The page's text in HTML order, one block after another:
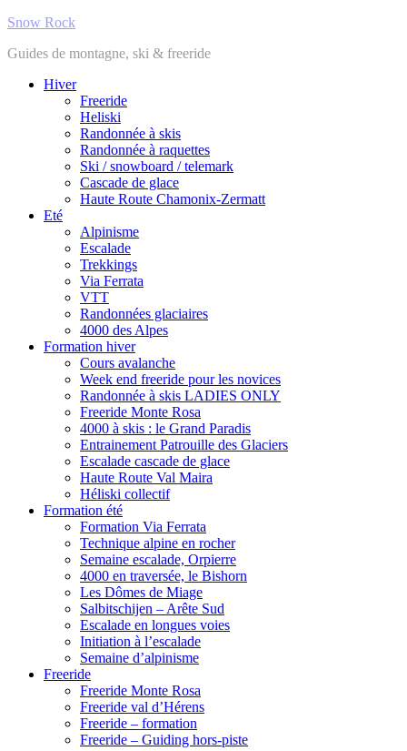
Snow Rock
Guides de montagne, ski & freeride
Hiver
Freeride
Heliski
Randonnée à skis
Randonnée à raquettes
Ski / snowboard / telemark
Cascade de glace
Haute Route Chamonix-Zermatt
Eté
Alpinisme
Escalade
Trekkings
Via Ferrata
VTT
Randonnées glaciaires
4000 des Alpes
Formation hiver
Cours avalanche
Week end freeride pour les novices
Randonnée à skis LADIES ONLY
Freeride Monte Rosa
4000 à skis : le Grand Paradis
Entrainement Patrouille des Glaciers
Escalade cascade de glace
Haute Route Val Maira
Héliski collectif
Formation été
Formation Via Ferrata
Technique alpine en rocher
Semaine escalade, Orpierre
4000 en traversée, le Bishorn
Les Dômes de Miage
Salbitschijen – Arête Sud
Escalade en longues voies
Initiation à l’escalade
Semaine d’alpinisme
Freeride
Freeride Monte Rosa
Freeride val d’Hérens
Freeride – formation
Freeride – Guiding hors-piste